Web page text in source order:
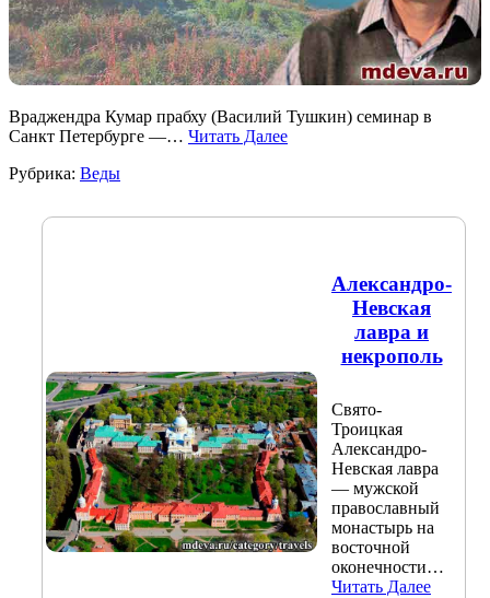
Враджендра Кумар прабху (Василий Тушкин) семинар в
Санкт Петербурге —… Читать Далее
Рубрика: Веды
Александро-
Невская
лавра и
некрополь
Свято-
Троицкая
Александро-
Невская лавра
— мужской
православный
монастырь на
восточной
оконечности…
Читать Далее